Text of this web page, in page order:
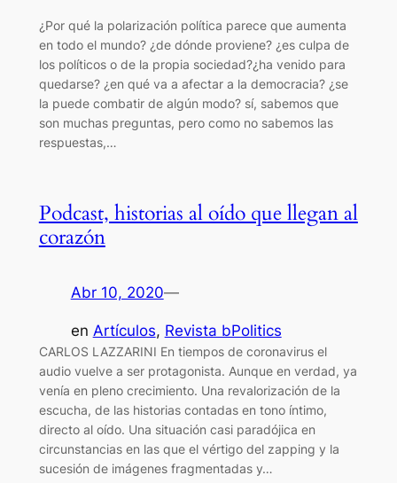
¿Por qué la polarización política parece que aumenta
en todo el mundo? ¿de dónde proviene? ¿es culpa de
los políticos o de la propia sociedad?¿ha venido para
quedarse? ¿en qué va a afectar a la democracia? ¿se
la puede combatir de algún modo? sí, sabemos que
son muchas preguntas, pero como no sabemos las
respuestas,…
Podcast, historias al oído que llegan al
corazón
Abr 10, 2020—
en Artículos, Revista bPolitics
CARLOS LAZZARINI En tiempos de coronavirus el
audio vuelve a ser protagonista. Aunque en verdad, ya
venía en pleno crecimiento. Una revalorización de la
escucha, de las historias contadas en tono íntimo,
directo al oído. Una situación casi paradójica en
circunstancias en las que el vértigo del zapping y la
sucesión de imágenes fragmentadas y…